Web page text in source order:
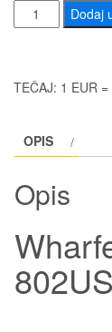
Wharfedale
Pro
802USB
Dodaj
TEČAJ: 1 EUR
OPIS
Opis